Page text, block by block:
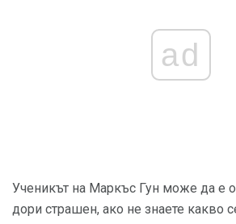
ad
Ученикът на Маркъс Гун може да е
дори страшен, ако не знаете какво